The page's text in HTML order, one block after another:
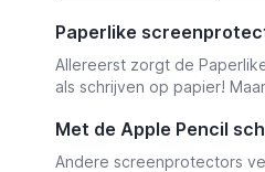
Paperlike
Allereerst zorgt de
als schrijven op papier!
Met de Apple Pencil
Andere screenprotectors